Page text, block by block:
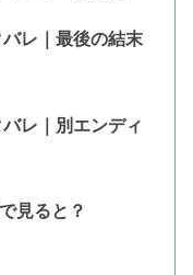
レ｜最後の結末
レ｜別エンディ
見ると？